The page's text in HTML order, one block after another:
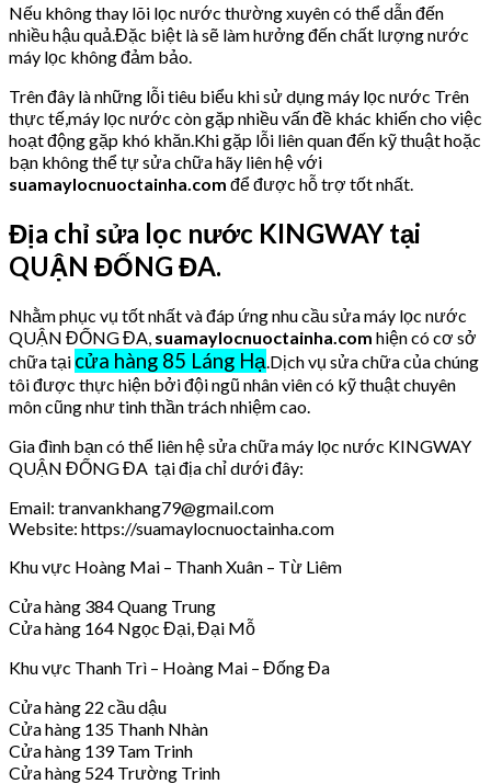
Nếu không thay lõi lọc nước thường xuyên có thể dẫn đến
nhiều hậu quả.Đặc biệt là sẽ làm hưởng đến chất lượng nước
máy lọc không đảm bảo.
Trên đây là những lỗi tiêu biểu khi sử dụng máy lọc nước Trên
thực tế,máy lọc nước còn gặp nhiều vấn đề khác khiến cho việc
hoạt động gặp khó khăn.Khi gặp lỗi liên quan đến kỹ thuật hoặc
bạn không thể tự sửa chữa hãy liên hệ với
suamaylocnuoctainha.com để được hỗ trợ tốt nhất.
Địa chỉ sửa lọc nước KINGWAY tại
QUẬN ĐỐNG ĐA.
Nhằm phục vụ tốt nhất và đáp ứng nhu cầu sửa máy lọc nước
QUẬN ĐỐNG ĐA, suamaylocnuoctainha.com hiện có cơ sở
chữa tại cửa hàng 85 Láng Hạ .Dịch vụ sửa chữa của chúng
tôi được thực hiện bởi đội ngũ nhân viên có kỹ thuật chuyên
môn cũng như tinh thần trách nhiệm cao.
Gia đình bạn có thể liên hệ sửa chữa máy lọc nước KINGWAY
QUẬN ĐỐNG ĐA tại địa chỉ dưới đây:
Email: tranvankhang79@gmail.com
Website: https://suamaylocnuoctainha.com
Khu vực Hoàng Mai – Thanh Xuân – Từ Liêm
Cửa hàng 384 Quang Trung
Cửa hàng 164 Ngọc Đại, Đại Mỗ
Khu vực Thanh Trì – Hoàng Mai – Đống Đa
Cửa hàng 22 cầu dậu
Cửa hàng 135 Thanh Nhàn
Cửa hàng 139 Tam Trinh
Cửa hàng 524 Trường Trinh